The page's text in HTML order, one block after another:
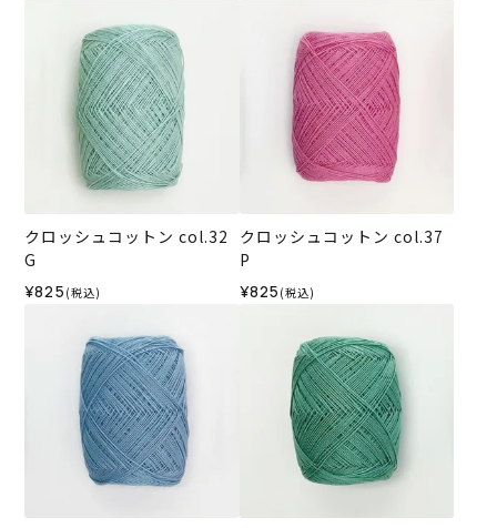
クロッシュコットン col.32
G
¥825 (税込)
クロッシュコットン col.37
P
¥825 (税込)